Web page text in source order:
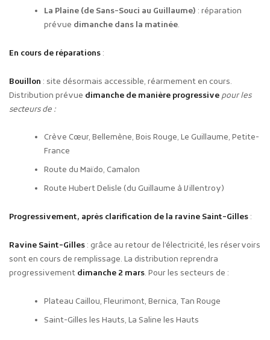
La Plaine (de Sans-Souci au Guillaume) : réparation
prévue dimanche dans la matinée.
En cours de réparations :
Bouillon : site désormais accessible, réarmement en cours.
Distribution prévue dimanche de manière progressive pour les
secteurs de :
Crève Cœur, Bellemène, Bois Rouge, Le Guillaume, Petite-
France
Route du Maïdo, Camalon
Route Hubert Delisle (du Guillaume à Villentroy)
Progressivement, après clarification de la ravine Saint-Gilles :
Ravine Saint-Gilles : grâce au retour de l’électricité, les réservoirs
sont en cours de remplissage. La distribution reprendra
progressivement dimanche 2 mars. Pour les secteurs de :
Plateau Caillou, Fleurimont, Bernica, Tan Rouge
Saint-Gilles les Hauts, La Saline les Hauts